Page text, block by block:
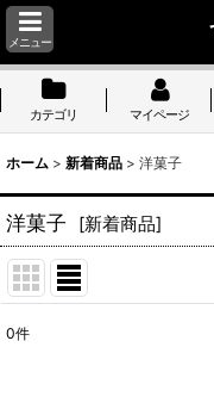
メニュー
カテゴリ マイページ
ホーム > 新着商品 > 洋菓子
洋菓子 [新着商品]
0件